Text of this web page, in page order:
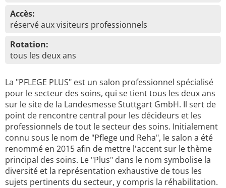
Accès:
réservé aux visiteurs professionnels
Rotation:
tous les deux ans
La "PFLEGE PLUS" est un salon professionnel spécialisé
pour le secteur des soins, qui se tient tous les deux ans
sur le site de la Landesmesse Stuttgart GmbH. Il sert de
point de rencontre central pour les décideurs et les
professionnels de tout le secteur des soins. Initialement
connu sous le nom de "Pflege und Reha", le salon a été
renommé en 2015 afin de mettre l'accent sur le thème
principal des soins. Le "Plus" dans le nom symbolise la
diversité et la représentation exhaustive de tous les
sujets pertinents du secteur, y compris la réhabilitation.